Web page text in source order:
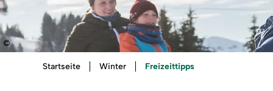
©
Sie
Startseite Winter Freizeittipps